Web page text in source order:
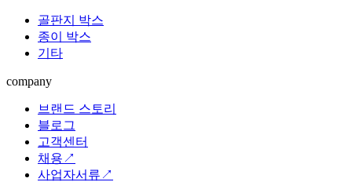
골판지 박스
종이 박스
기타
company
브랜드 스토리
블로그
고객센터
채용↗
사업자서류↗